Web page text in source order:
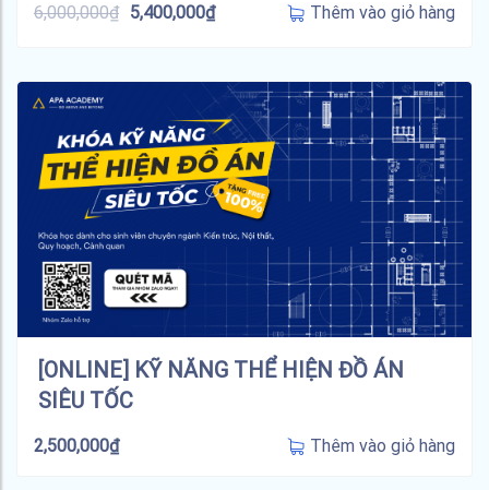
6,000,000₫ 5,400,000₫ Thêm vào giỏ hàng
[ONLINE] KỸ NĂNG THỂ HIỆN ĐỒ ÁN
SIÊU TỐC
2,500,000₫ Thêm vào giỏ hàng